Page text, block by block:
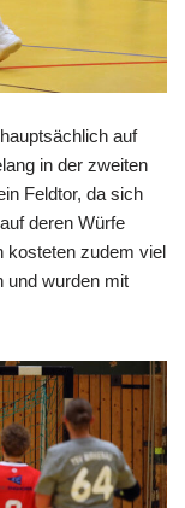
auf
in der zweiten
Feldtor, da sich
deren Würfe
kosteten zudem viel
und wurden mit